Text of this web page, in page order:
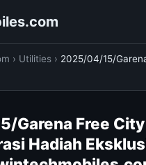
› Utilities › 2025/04/15/
Garena Free City
Hadiah